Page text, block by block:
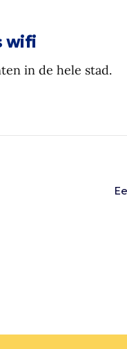
wifi
in de hele stad.